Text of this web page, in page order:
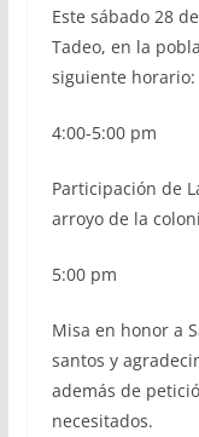
Este sábado 28
Tadeo, en la
siguiente horario:
4:00-5:00 pm
Participación de
arroyo de la
5:00 pm
Misa en honor a
santos y
además de
necesitados.